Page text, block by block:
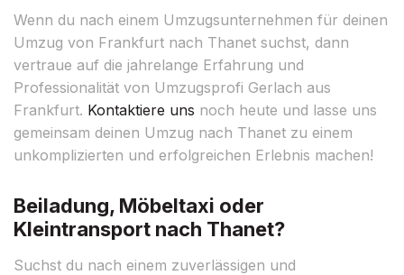
Wenn du nach einem Umzugsunternehmen für deinen
Umzug von Frankfurt nach Thanet suchst, dann
vertraue auf die jahrelange Erfahrung und
Professionalität von Umzugsprofi Gerlach aus
Frankfurt. Kontaktiere uns noch heute und lasse uns
gemeinsam deinen Umzug nach Thanet zu einem
unkomplizierten und erfolgreichen Erlebnis machen!
Beiladung, Möbeltaxi oder
Kleintransport nach Thanet?
Suchst du nach einem zuverlässigen und